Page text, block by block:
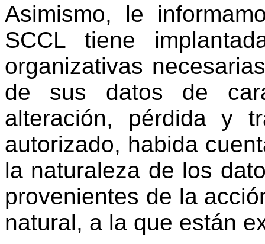
Asimismo, le
SCCL tiene
organizativas
de sus datos de
alteración, pérdida y
autorizado, habida
la naturaleza de los
provenientes de la
natural, a la que están